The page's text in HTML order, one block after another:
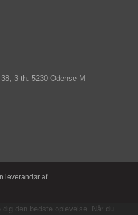
3 th. 5230 Odense M
leverandør af
den bedste oplevelse. Når du